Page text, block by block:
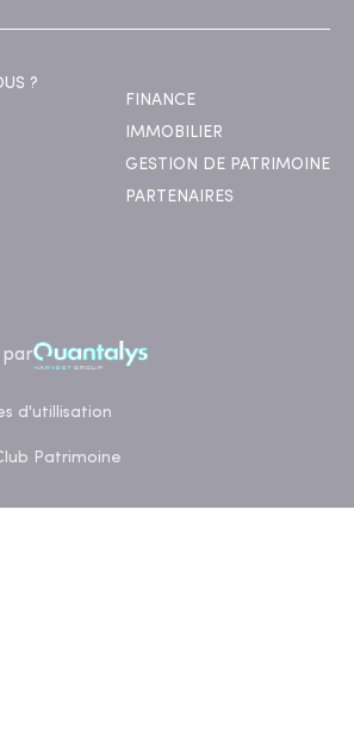
?
FINANCE
IMMOBILIER
GESTION DE PATRIMOINE
PARTENAIRES
par
d'utillisation
Patrimoine